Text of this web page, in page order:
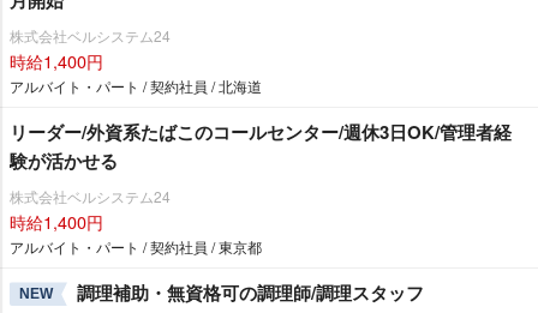
株式会社ベルシステム24
時給1,400円
アルバイト・パート / 契約社員 / 北海道
リーダー/外資系たばこのコールセンター/週休3日OK/管理者経
験が活かせる
株式会社ベルシステム24
時給1,400円
アルバイト・パート / 契約社員 / 東京都
NEW 調理補助・無資格可の調理師/調理スタッフ